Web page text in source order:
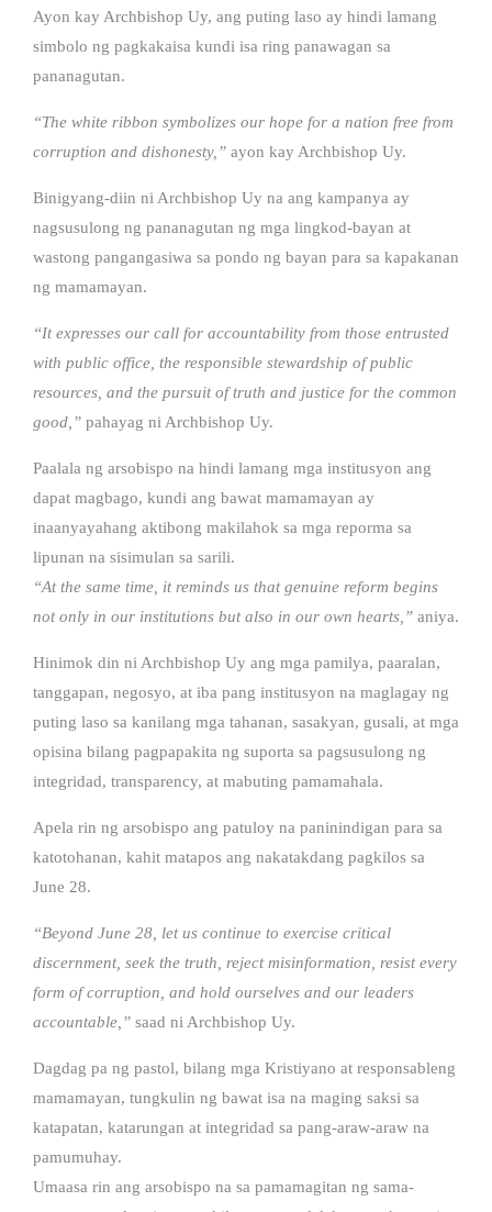
Ayon kay Archbishop Uy, ang puting laso ay hindi lamang
simbolo ng pagkakaisa kundi isa ring panawagan sa
pananagutan.
“The white ribbon symbolizes our hope for a nation free from
corruption and dishonesty,” ayon kay Archbishop Uy.
Binigyang-diin ni Archbishop Uy na ang kampanya ay
nagsusulong ng pananagutan ng mga lingkod-bayan at
wastong pangangasiwa sa pondo ng bayan para sa kapakanan
ng mamamayan.
“It expresses our call for accountability from those entrusted
with public office, the responsible stewardship of public
resources, and the pursuit of truth and justice for the common
good,” pahayag ni Archbishop Uy.
Paalala ng arsobispo na hindi lamang mga institusyon ang
dapat magbago, kundi ang bawat mamamayan ay
inaanyayahang aktibong makilahok sa mga reporma sa
lipunan na sisimulan sa sarili.
“At the same time, it reminds us that genuine reform begins
not only in our institutions but also in our own hearts,” aniya.
Hinimok din ni Archbishop Uy ang mga pamilya, paaralan,
tanggapan, negosyo, at iba pang institusyon na maglagay ng
puting laso sa kanilang mga tahanan, sasakyan, gusali, at mga
opisina bilang pagpapakita ng suporta sa pagsusulong ng
integridad, transparency, at mabuting pamamahala.
Apela rin ng arsobispo ang patuloy na paninindigan para sa
katotohanan, kahit matapos ang nakatakdang pagkilos sa
June 28.
“Beyond June 28, let us continue to exercise critical
discernment, seek the truth, reject misinformation, resist every
form of corruption, and hold ourselves and our leaders
accountable,” saad ni Archbishop Uy.
Dagdag pa ng pastol, bilang mga Kristiyano at responsableng
mamamayan, tungkulin ng bawat isa na maging saksi sa
katapatan, katarungan at integridad sa pang-araw-araw na
pamumuhay.
Umaasa rin ang arsobispo na sa pamamagitan ng sama-